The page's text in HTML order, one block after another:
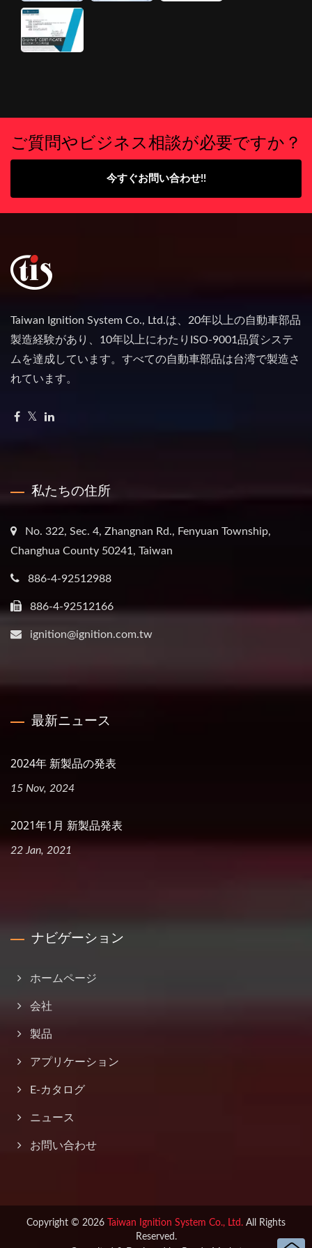
ご質問やビジネス相談が必要ですか？
今すぐお問い合わせ!!
Taiwan Ignition System Co., Ltd.は、20年以上の自動車部品
製造経験があり、10年以上にわたりISO-9001品質システ
ムを達成しています。すべての自動車部品は台湾で製造さ
れています。
私たちの住所
No. 322, Sec. 4, Zhangnan Rd., Fenyuan Township,
Changhua County 50241, Taiwan
886-4-92512988
886-4-92512166
ignition@ignition.com.tw
最新ニュース
2024年 新製品の発表
15 Nov, 2024
2021年1月 新製品発表
22 Jan, 2021
ナビゲーション
ホームページ
会社
製品
アプリケーション
E-カタログ
ニュース
お問い合わせ
Copyright © 2026 Taiwan Ignition System Co., Ltd. All Rights
Reserved.